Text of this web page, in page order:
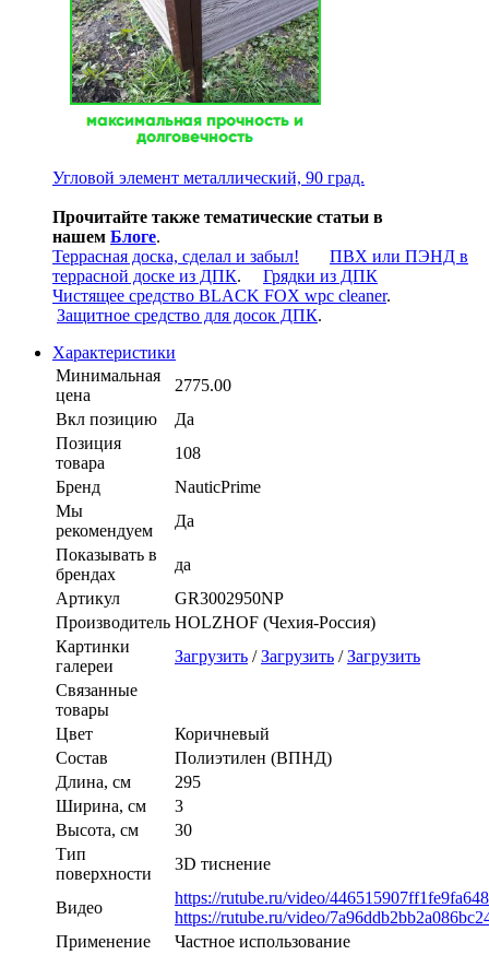
Угловой элемент металлический, 90 град.
Прочитайте также тематические статьи в
нашем Блоге.
Террасная доска, сделал и забыл!
ПВХ или ПЭНД в
террасной доске из ДПК. Грядки из ДПК
Чистящее средство BLACK FOX wpc cleaner.
Защитное средство для досок ДПК.
Характеристики
Минимальная
цена
2775.00
Вкл позицию
Да
Позиция
товара
108
Бренд
NauticPrime
Мы
рекомендуем
Да
Показывать в
брендах
да
Артикул
GR3002950NP
Производитель HOLZHOF (Чехия-Россия)
Картинки
галереи
Загрузить /Загрузить /Загрузить
Связанные
товары
Цвет
Коричневый
Состав
Полиэтилен (ВПНД)
Длина, см
295
Ширина, см
3
Высота, см
30
Тип
поверхности
3D тиснение
Видео
https://rutube.ru/video/
https://rutube.ru/video/
Применение
Частное использование